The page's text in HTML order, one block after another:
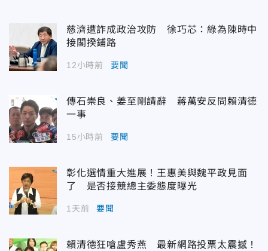
慈濟遭詐成政治攻防 徐巧芯：綠為陳時中
接閣揆鋪路
12小時前 要聞
傳石崇良、姜至剛請辭 蔣萬安反問賴清德
一事
15小時前 要聞
彰化選情重大進展！王惠美與魏平政見面
了 是否接競總主委態度曝光
1天前 要聞
賴清德狂嗆盧秀燕 最新網路投票太震撼！